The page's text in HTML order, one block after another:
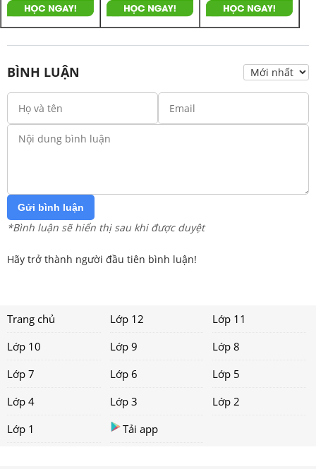
BÌNH LUẬN
Gửi bình luận
*Bình luận sẽ hiển thị sau khi được duyệt
Hãy trở thành người đầu tiên bình luận!
Trang chủ Lớp 12
Lớp 11
Lớp 10
Lớp 9
Lớp 8
Lớp 7
Lớp 6
Lớp 5
Lớp 4
Lớp 3
Lớp 2
Lớp 1
Tải app